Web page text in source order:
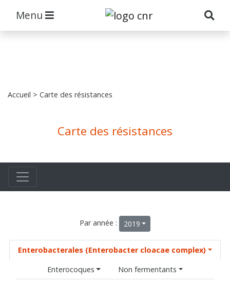
Menu
Accueil > Carte des résistances
Carte des résistances
Par année : 2019
Enterobacterales (Enterobacter cloacae complex)
Enterocoques
Non fermentants